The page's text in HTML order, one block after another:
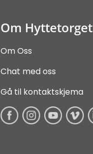
Om Hyttetorget
Om Oss
Chat med oss
Gå til kontaktskjema